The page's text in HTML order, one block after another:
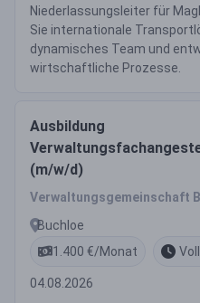
Niederlassungsleiter für
Sie internationale
dynamisches Team und
wirtschaftliche Prozesse.
Ausbildung
(m/w/d)
Verwaltungsgemeinschaft
Buchloe
1.400 €/Monat
04.08.2026